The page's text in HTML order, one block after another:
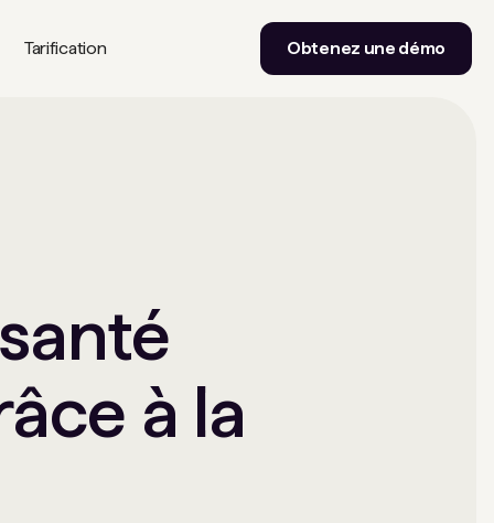
Tarification Obtenez une démo
à la